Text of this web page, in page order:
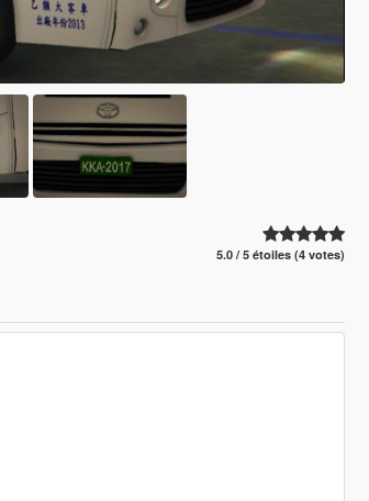
5.0 / 5 étoiles (4 votes)